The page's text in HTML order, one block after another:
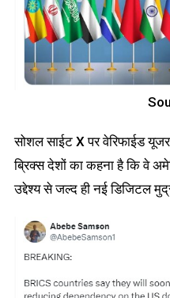
सोशल साईट X पर वेरिफाईड
ब्रिक्स देशों का कहना है कि वे
उद्देश्य से जल्द ही नई डिजिटल